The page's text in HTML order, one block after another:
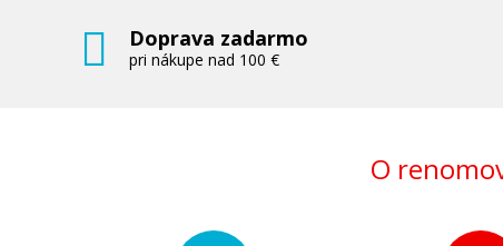
Doprava zadarmo
pri nákupe nad 100 €
O